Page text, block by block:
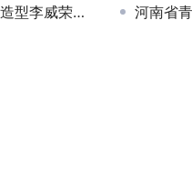
匠”荣誉称号！ 河南省青春健康